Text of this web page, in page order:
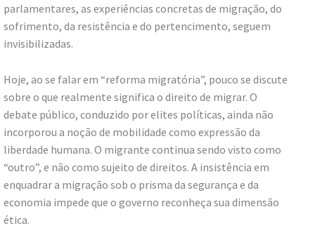
parlamentares, as experiências concretas de migração, do
sofrimento, da resistência e do pertencimento, seguem
invisibilizadas.
Hoje, ao se falar em “reforma migratória”, pouco se discute
sobre o que realmente significa o direito de migrar. O
debate público, conduzido por elites políticas, ainda não
incorporou a noção de mobilidade como expressão da
liberdade humana. O migrante continua sendo visto como
“outro”, e não como sujeito de direitos. A insistência em
enquadrar a migração sob o prisma da segurança e da
economia impede que o governo reconheça sua dimensão
ética.